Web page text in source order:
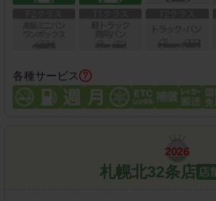
各種サービス
札幌北32条店